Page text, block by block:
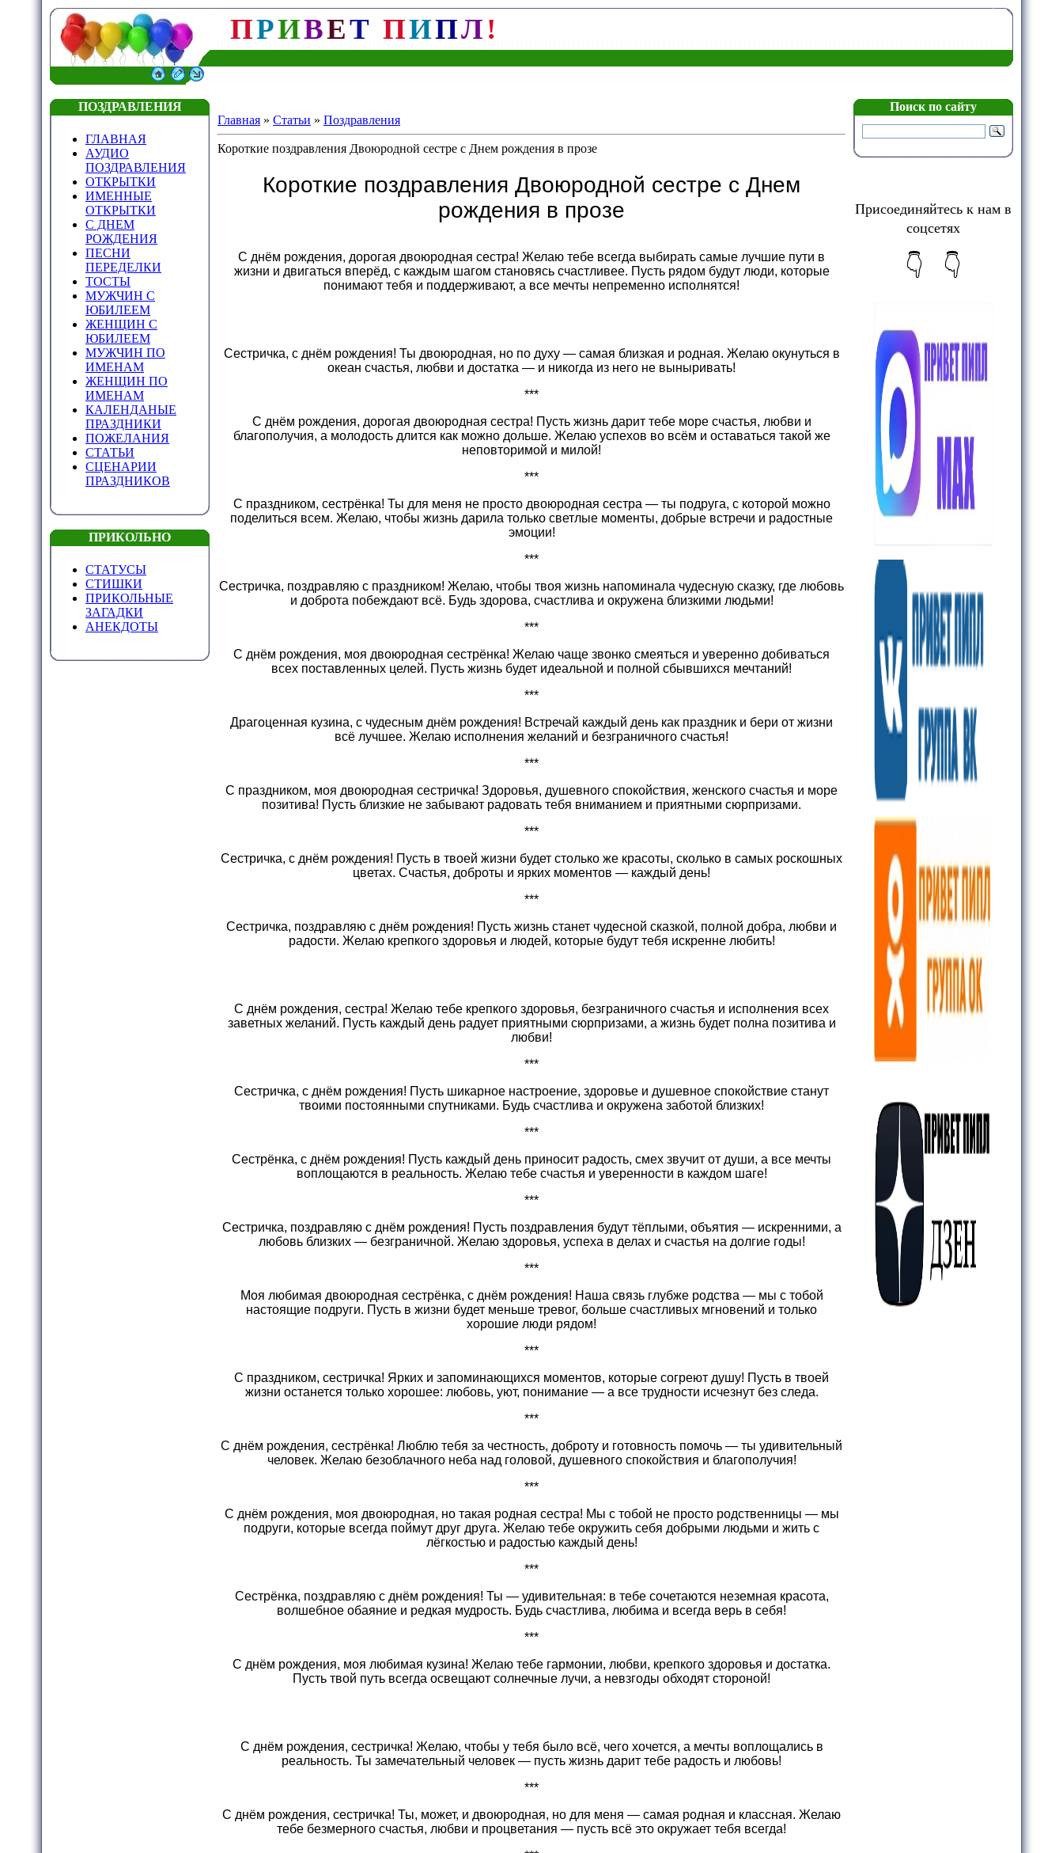
ПРИВЕТ ПИПЛ!
ПОЗДРАВЛЕНИЯ
ГЛАВНАЯ
АУДИО
ПОЗДРАВЛЕНИЯ
ОТКРЫТКИ
ИМЕННЫЕ
ОТКРЫТКИ
С ДНЕМ
РОЖДЕНИЯ
ПЕСНИ
ПЕРЕДЕЛКИ
ТОСТЫ
МУЖЧИН С
ЮБИЛЕЕМ
ЖЕНЩИН С
ЮБИЛЕЕМ
МУЖЧИН ПО
ИМЕНАМ
ЖЕНЩИН ПО
ИМЕНАМ
КАЛЕНДАНЫЕ
ПРАЗДНИКИ
ПОЖЕЛАНИЯ
СТАТЬИ
СЦЕНАРИИ
ПРАЗДНИКОВ
ПРИКОЛЬНО
СТАТУСЫ
СТИШКИ
ПРИКОЛЬНЫЕ
ЗАГАДКИ
АНЕКДОТЫ
Главная » Статьи » Поздравления
Короткие поздравления Двоюродной сестре с Днем рождения в прозе
Короткие поздравления Двоюродной сестре с Днем
рождения в прозе
С днём рождения, дорогая двоюродная сестра! Желаю тебе всегда выбирать самые лучшие пути в
жизни и двигаться вперёд, с каждым шагом становясь счастливее. Пусть рядом будут люди, которые
понимают тебя и поддерживают, а все мечты непременно исполнятся!
Сестричка, с днём рождения! Ты двоюродная, но по духу — самая близкая и родная. Желаю окунуться в
океан счастья, любви и достатка — и никогда из него не выныривать!
***
С днём рождения, дорогая двоюродная сестра! Пусть жизнь дарит тебе море счастья, любви и
благополучия, а молодость длится как можно дольше. Желаю успехов во всём и оставаться такой же
неповторимой и милой!
***
С праздником, сестрёнка! Ты для меня не просто двоюродная сестра — ты подруга, с которой можно
поделиться всем. Желаю, чтобы жизнь дарила только светлые моменты, добрые встречи и радостные
эмоции!
***
Сестричка, поздравляю с праздником! Желаю, чтобы твоя жизнь напоминала чудесную сказку, где любовь
и доброта побеждают всё. Будь здорова, счастлива и окружена близкими людьми!
***
С днём рождения, моя двоюродная сестрёнка! Желаю чаще звонко смеяться и уверенно добиваться
всех поставленных целей. Пусть жизнь будет идеальной и полной сбывшихся мечтаний!
***
Драгоценная кузина, с чудесным днём рождения! Встречай каждый день как праздник и бери от жизни
всё лучшее. Желаю исполнения желаний и безграничного счастья!
***
С праздником, моя двоюродная сестричка! Здоровья, душевного спокойствия, женского счастья и море
позитива! Пусть близкие не забывают радовать тебя вниманием и приятными сюрпризами.
***
Сестричка, с днём рождения! Пусть в твоей жизни будет столько же красоты, сколько в самых роскошных
цветах. Счастья, доброты и ярких моментов — каждый день!
***
Сестричка, поздравляю с днём рождения! Пусть жизнь станет чудесной сказкой, полной добра, любви и
радости. Желаю крепкого здоровья и людей, которые будут тебя искренне любить!
С днём рождения, сестра! Желаю тебе крепкого здоровья, безграничного счастья и исполнения всех
заветных желаний. Пусть каждый день радует приятными сюрпризами, а жизнь будет полна позитива и
любви!
***
Сестричка, с днём рождения! Пусть шикарное настроение, здоровье и душевное спокойствие станут
твоими постоянными спутниками. Будь счастлива и окружена заботой близких!
***
Сестрёнка, с днём рождения! Пусть каждый день приносит радость, смех звучит от души, а все мечты
воплощаются в реальность. Желаю тебе счастья и уверенности в каждом шаге!
***
Сестричка, поздравляю с днём рождения! Пусть поздравления будут тёплыми, объятия — искренними, а
любовь близких — безграничной. Желаю здоровья, успеха в делах и счастья на долгие годы!
***
Моя любимая двоюродная сестрёнка, с днём рождения! Наша связь глубже родства — мы с тобой
настоящие подруги. Пусть в жизни будет меньше тревог, больше счастливых мгновений и только
хорошие люди рядом!
***
С праздником, сестричка! Ярких и запоминающихся моментов, которые согреют душу! Пусть в твоей
жизни останется только хорошее: любовь, уют, понимание — а все трудности исчезнут без следа.
***
С днём рождения, сестрёнка! Люблю тебя за честность, доброту и готовность помочь — ты удивительный
человек. Желаю безоблачного неба над головой, душевного спокойствия и благополучия!
***
С днём рождения, моя двоюродная, но такая родная сестра! Мы с тобой не просто родственницы — мы
подруги, которые всегда поймут друг друга. Желаю тебе окружить себя добрыми людьми и жить с
лёгкостью и радостью каждый день!
***
Сестрёнка, поздравляю с днём рождения! Ты — удивительная: в тебе сочетаются неземная красота,
волшебное обаяние и редкая мудрость. Будь счастлива, любима и всегда верь в себя!
***
С днём рождения, моя любимая кузина! Желаю тебе гармонии, любви, крепкого здоровья и достатка.
Пусть твой путь всегда освещают солнечные лучи, а невзгоды обходят стороной!
С днём рождения, сестричка! Желаю, чтобы у тебя было всё, чего хочется, а мечты воплощались в
реальность. Ты замечательный человек — пусть жизнь дарит тебе радость и любовь!
***
С днём рождения, сестричка! Ты, может, и двоюродная, но для меня — самая родная и классная. Желаю
тебе безмерного счастья, любви и процветания — пусть всё это окружает тебя всегда!
Поиск по сайту
Присоединяйтесь к нам в
соцсетях
👇 👇